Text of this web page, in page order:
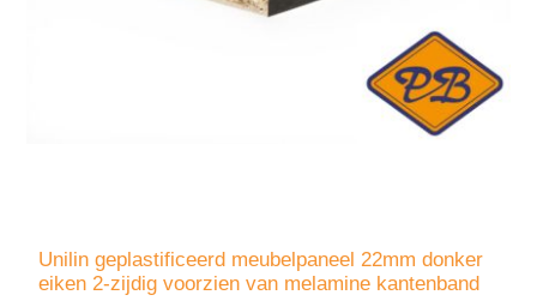
Unilin geplastificeerd meubelpaneel 22mm donker
eiken 2-zijdig voorzien van melamine kantenband